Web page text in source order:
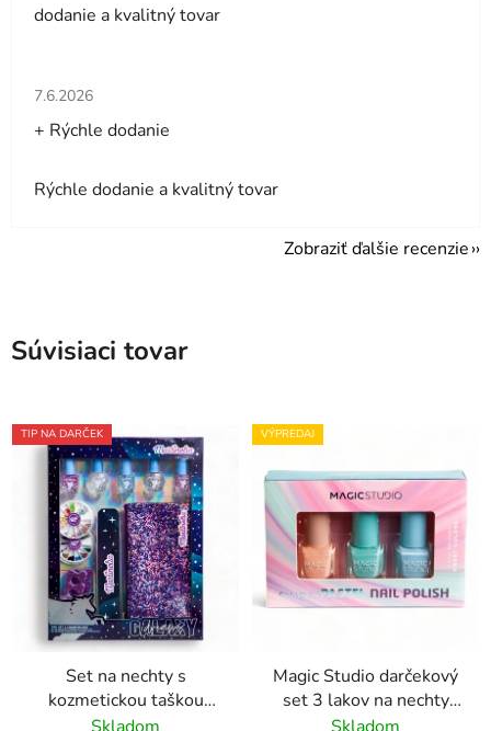
dodanie a kvalitný tovar
Hodnotenie obchodu je 5 z 5 hviezdičiek.
7.6.2026
+ Rýchle dodanie
Rýchle dodanie a kvalitný tovar
Zobraziť ďalšie recenzie
Súvisiaci tovar
TIP NA DARČEK
Set na nechty s
kozmetickou taškou
Galaxy Dreams
VÝPREDAJ
Magic Studio darčekový
set 3 lakov na nechty
Sweet Pastel